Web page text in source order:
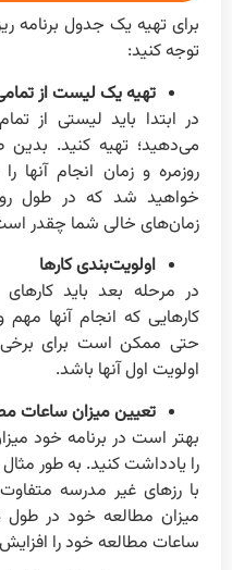
برای تهیه یک جدول برنامه
توجه کنید:
تهیه یک لیست از
در ابتدا باید لیستی از
می‌دهید؛ تهیه کنید. بدین
روزمره و زمان انجام آنها
خواهید شد که در طول
زمان‌های خالی شما چقدر
اولویت‌بندی کارها
در مرحله بعد باید کارهای
کارهایی که انجام آنها
حتی ممکن است برای برخی
اولویت اول آنها باشد.
تعیین میزان ساعات
بهتر است در برنامه خود
را یادداشت کنید. به طور
با رزهای غیر مدرسه
میزان مطالعه خود در طول
ساعات مطالعه خود را